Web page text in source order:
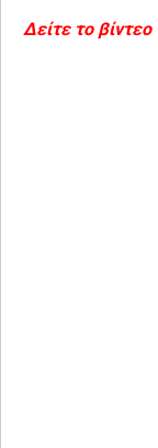
Δείτε το βίντεο